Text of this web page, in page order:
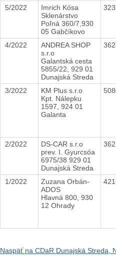
5/2022
Imrich Kósa
Sklenárstvo
Poľná 360/7,930
05 Gabčíkovo
4/2022
ANDREA SHOP
s.r.o
Galantská cesta
5855/22, 929 01
Dunajská Streda
3/2022
KM Plus s.r.o
Kpt. Nálepku
1597, 924 01
Galanta
2/2022
DS-CAR s.r.o
prev. I. Gyurcsóa
6975/38 929 01
Dunajská Streda
1/2022
Zuzana Orbán-
ADOS
Hlavná 800, 930
12 Ohrady
Naspäť na CDaR Dunajská Streda,